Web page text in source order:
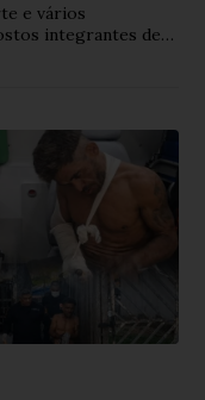
e vários
integrantes de